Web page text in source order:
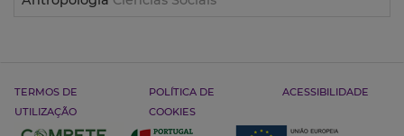
TERMOS DE
UTILIZAÇÃO
POLÍTICA DE
COOKIES
ACESSIBILIDADE